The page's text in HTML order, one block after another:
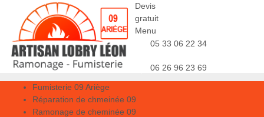
Devis
gratuit
Menu
05 33 06 22 34
06 26 96 23 69
Fumisterie 09 Ariège
Réparation de chmeinée 09
Ramonage de cheminée 09